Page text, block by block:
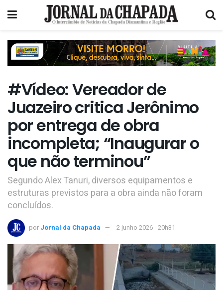
#Vídeo: Vereador de
Juazeiro critica Jerônimo
por entrega de obra
incompleta; “Inaugurar o
que não terminou”
Segundo Alex Tanuri, diversos equipamentos e
estruturas previstos para a obra ainda não foram
concluídos.
por Jornal da Chapada 2 junho 2026 - 20h31